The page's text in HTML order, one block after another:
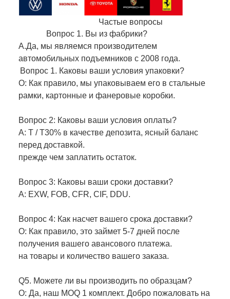
Частые вопросы
Вопрос 1. Вы из фабрики?
А.Да, мы являемся производителем
автомобильных подъемников с 2008 года.
Вопрос 1. Каковы ваши условия упаковки?
О: Как правило, мы упаковываем его в стальные
рамки, картонные и фанеровые коробки.
Вопрос 2: Каковы ваши условия оплаты?
A: T / T30% в качестве депозита, ясный баланс
перед доставкой.
прежде чем заплатить остаток.
Вопрос 3: Каковы ваши сроки доставки?
A: EXW, FOB, CFR, CIF, DDU.
Вопрос 4: Как насчет вашего срока доставки?
О: Как правило, это займет 5-7 дней после
получения вашего авансового платежа.
на товары и количество вашего заказа.
Q5. Можете ли вы производить по образцам?
О: Да, наш MOQ 1 комплект. Добро пожаловать на